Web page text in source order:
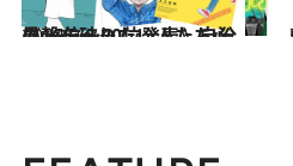
2024.9.8
《16位～20位発表》自分の殻を破りたい人たち必見
カルチャー